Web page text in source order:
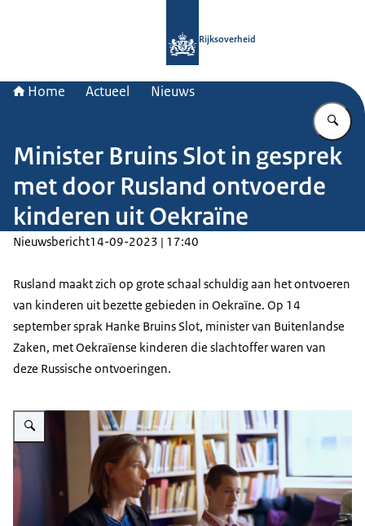
Rijksoverheid
Home Actueel Nieuws
Minister Bruins Slot in gesprek
met door Rusland ontvoerde
kinderen uit Oekraïne
Nieuwsbericht14-09-2023 | 17:40
Rusland maakt zich op grote schaal schuldig aan het ontvoeren
van kinderen uit bezette gebieden in Oekraïne. Op 14
september sprak Hanke Bruins Slot, minister van Buitenlandse
Zaken, met Oekraïense kinderen die slachtoffer waren van
deze Russische ontvoeringen.
Vergroot afbeelding Hanke Bruins Slot